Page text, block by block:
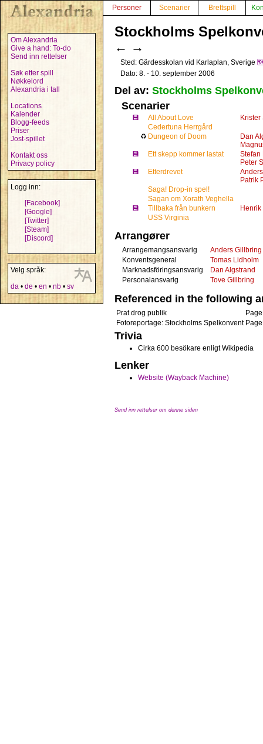
Om Alexandria
Give a hand: To-do
Send inn rettelser
Søk etter spill
Nøkkelord
Alexandria i tall
Locations
Kalender
Blogg-feeds
Priser
Jost-spillet
Kontakt oss
Privacy policy
Logg inn:
[Facebook]
[Google]
[Twitter]
[Steam]
[Discord]
Velg språk:
da • de • en • nb • sv
Personer Scenarier Brettspill
Stockholms
← →
Sted: Gärdesskolan vid Karlaplan, Sverige
Dato: 8. - 10. september 2006
Del av: Stockholms
Scenarier
💾 All About Love
Cedertuna Herrgård
♻ Dungeon of Doom
Dan
💾
Ett skepp kommer lastat
Stefan
Peter
💾
Etterdrevet
Patrik
Saga! Drop-in spel!
Sagan om Xorath Veghella
💾
Tillbaka från bunkern
USS Virginia
Arrangører
Arrangemangsansvarig
Anders Gillbring
Konventsgeneral
Tomas Lidholm
Marknadsföringsansvarig
Dan Algstrand
Personalansvarig
Tove Gillbring
Referenced in the following
Prat drog publik
Fotoreportage: Stockholms Spelkonvent
Trivia
Cirka 600 besökare enligt Wikipedia
Lenker
Website (Wayback Machine)
Send inn rettelser om denne siden